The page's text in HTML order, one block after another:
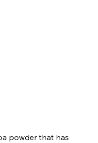
powder that has